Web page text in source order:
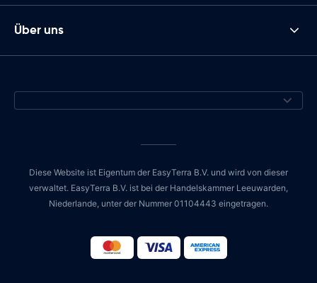
Über uns
Diese Website ist Eigentum der EasyTerra B.V. und wird von dieser
verwaltet. EasyTerra B.V. ist bei der Handelskammer Leeuwarden,
Niederlande, unter der Nummer 01104443 eingetragen.